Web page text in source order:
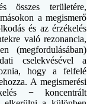
összes területére,
a megismerő
és az érzékelés
való rezonancia,
(megfordulásában)
cselekvésével a
hogy a felfelé
A megismerési
− koncentrált